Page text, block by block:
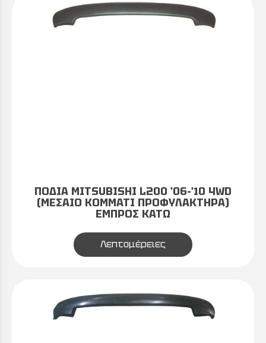
ΠΟΔΙΑ MITSUBISHI L200 '06-'10 4WD
(ΜΕΣΑΙΟ ΚΟΜΜΑΤΙ ΠΡΟΦΥΛΑΚΤΗΡΑ)
ΕΜΠΡΟΣ ΚΑΤΩ
Λεπτομέρειες